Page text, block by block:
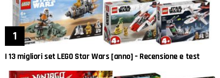
I 13 migliori set LEGO Star Wars [anno] – Recensione e test